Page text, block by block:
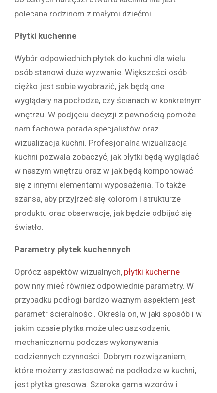
polecana rodzinom z małymi dziećmi.
Płytki kuchenne
Wybór odpowiednich płytek do kuchni dla wielu
osób stanowi duże wyzwanie. Większości osób
ciężko jest sobie wyobrazić, jak będą one
wyglądały na podłodze, czy ścianach w konkretnym
wnętrzu. W podjęciu decyzji z pewnością pomoże
nam fachowa porada specjalistów oraz
wizualizacja kuchni. Profesjonalna wizualizacja
kuchni pozwala zobaczyć, jak płytki będą wyglądać
w naszym wnętrzu oraz w jak będą komponować
się z innymi elementami wyposażenia. To także
szansa, aby przyjrzeć się kolorom i strukturze
produktu oraz obserwację, jak będzie odbijać się
światło.
Parametry płytek kuchennych
Oprócz aspektów wizualnych, płytki kuchenne
powinny mieć również odpowiednie parametry. W
przypadku podłogi bardzo ważnym aspektem jest
parametr ścieralności. Określa on, w jaki sposób i w
jakim czasie płytka może ulec uszkodzeniu
mechanicznemu podczas wykonywania
codziennych czynności. Dobrym rozwiązaniem,
które możemy zastosować na podłodze w kuchni,
jest płytka gresowa. Szeroka gama wzorów i